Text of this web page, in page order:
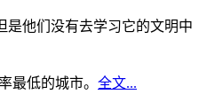
是他们没有去学习它的文明中
最低的城市。 全文...